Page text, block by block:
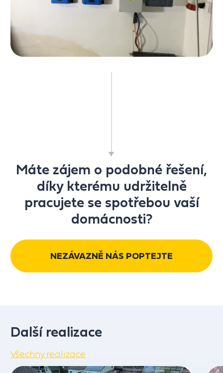
Máte zájem o podobné řešení,
díky kterému udržitelně
pracujete se spotřebou vaší
domácnosti?
NEZÁVAZNĚ NÁS POPTEJTE
Další realizace
Všechny realizace